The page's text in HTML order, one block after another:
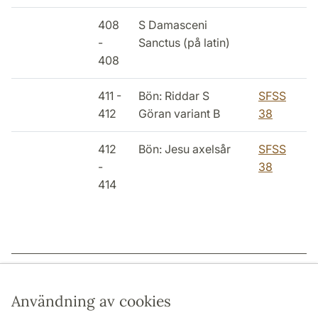
Användning av cookies
408
-
408
S Damasceni
Sanctus (på latin)
411 -
412
Bön: Riddar S
Göran variant B
SFSS
38
412
-
414
Bön: Jesu axelsår
SFSS
38